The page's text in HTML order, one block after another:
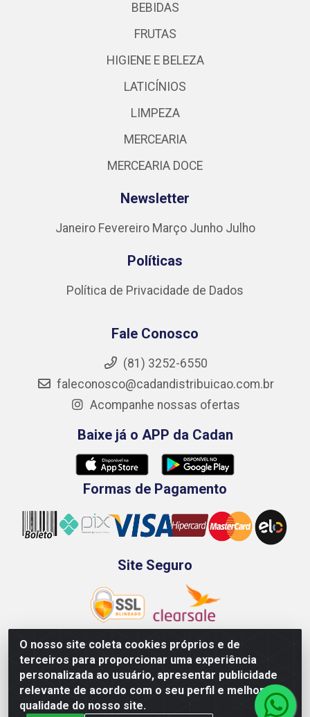
O nosso site coleta cookies próprios e de
terceiros para proporcionar uma experiência
personalizada ao usuário, apresentar publicidade
relevante de acordo com o seu perfil e melhorar a
qualidade do nosso site.
BEBIDAS
FRUTAS
HIGIENE E BELEZA
LATICÍNIOS
LIMPEZA
MERCEARIA
MERCEARIA DOCE
Newsletter
Janeiro Fevereiro Março Junho Julho
Políticas
Política de Privacidade de Dados
Fale Conosco
(81) 3252-6550
faleconosco@cadandistribuicao.com.br
Acompanhe nossas ofertas
Baixe já o APP da Cadan
Formas de Pagamento
Site Seguro
Rod. BR-101 Sul, Km 73, 4505, Galpão A, Ibura -
Recife/PE - CEP 51240-340 - CNPJ 70.089.974/0001-79